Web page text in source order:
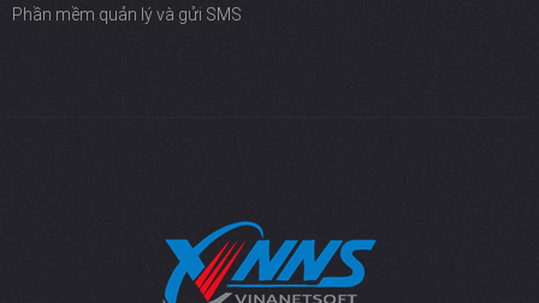
Phần mềm quản lý và gửi SMS